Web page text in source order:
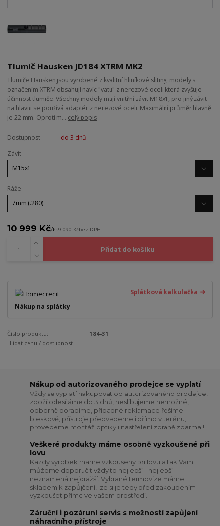
Tlumič Hausken JD184 XTRM MK2
Tlumiče Hausken jsou vyrobené z kvalitní hliníkové slitiny, modely s
označením XTRM obsahují navíc "vatu" z nerezové oceli která zvyšuje
účinnost tlumiče. Všechny modely mají vnitřní závit M18x1, pro jiný závit
na hlavni se používá adaptér z nerezové oceli. Maximální průměr hlavně
je 22 mm. Oproti m... celý popis
Dostupnost
do 3 dnů
Závit
Ráže
10 999 Kč/ks9 090 Kčbez DPH
Přidat do košíku
Splátková kalkulačka
Nákup na splátky
Číslo produktu:
184-31
Hlídat cenu / dostupnost
Nákup od autorizovaného prodejce se vyplatí
Vždy se vyplatí nakupovat od autorizovaného prodejce,
zboží odesíláme do 3 dnů, neslibujeme nemožné,
odborně poradíme, případné reklamace řešíme
bleskově, přístroje předvedeme i přímo v terénu,
provedeme montáž optiky i nastřelení zbraně zdarma!!
Veškeré produkty máme osobně vyzkoušené při
lovu
Každý výrobek máme vzkoušený při lovu a tak Vám
můžeme doporučit vždy to nejlepší - nejlepší
neznamená nejdražší. Vybrané termovize máme
skladem k zapůjčení, lze si je tedy před zakoupením
vyzkoušet přímo ve vašem prostředí.
Záruční i pozáruní servis s možností zapůjení
náhradního přístroje